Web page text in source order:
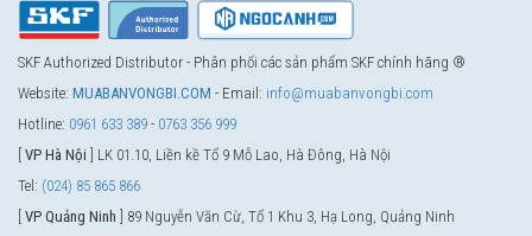
SKF Authorized Distributor - Phân phối các sản phẩm SKF chính hãng ®
Website: MUABANVONGBI.COM - Email: info@muabanvongbi.com
Hotline: 0961 633 389 - 0763 356 999
VP Hà Nội ] LK 01.10, Liền kề Tổ 9 Mỗ Lao, Hà Đông, Hà Nội
Tel: (024) 85 865 866
VP Quảng Ninh ] 89 Nguyễn Văn Cừ, Tổ 1 Khu 3, Hạ Long, Quảng Ninh